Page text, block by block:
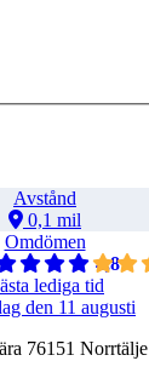
Avstånd
0,1 mil
Omdömen
4,8
lediga tid
den 11 augusti
76151 Norrtälje